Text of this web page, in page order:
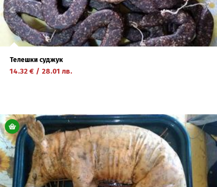
Телешки суджук
14.32 € / 28.01 лв.
научете повече